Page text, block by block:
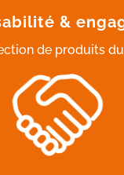
&
de produits